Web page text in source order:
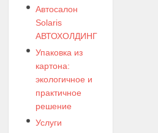
Автосалон
Solaris
АВТОХОЛДИНГ
Упаковка из
картона:
экологичное и
практичное
решение
Услуги